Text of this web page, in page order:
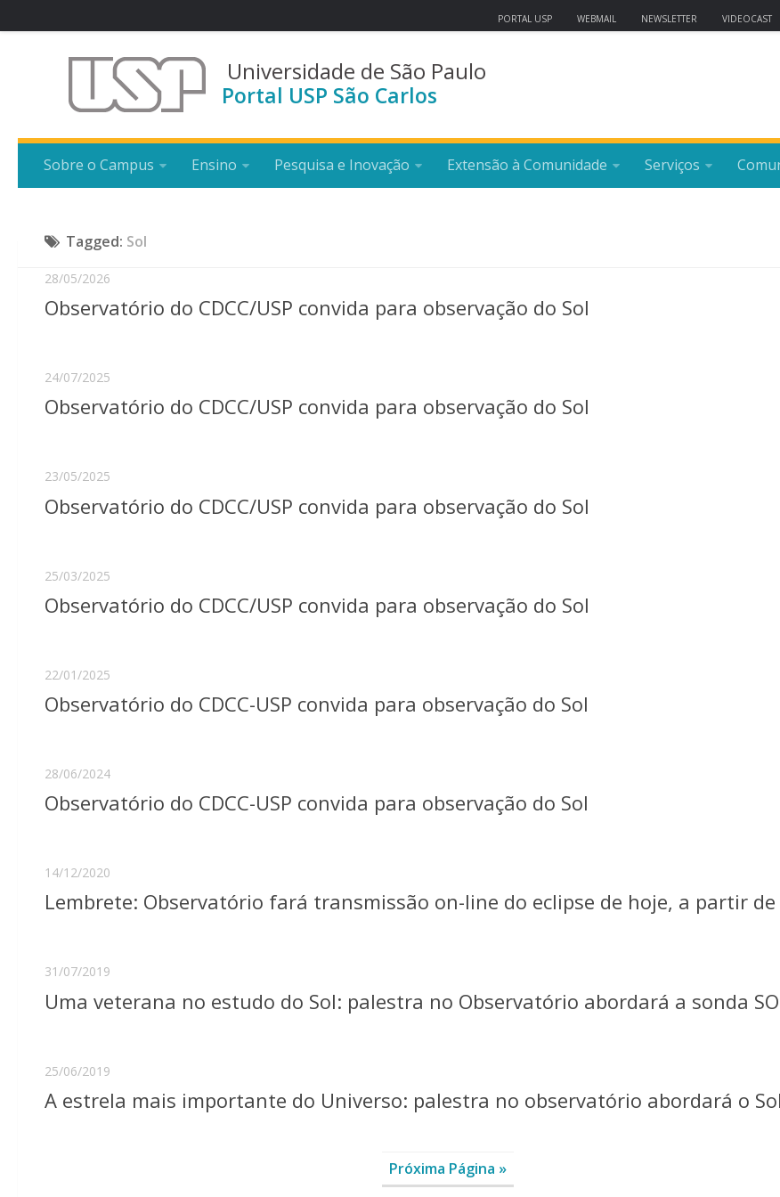
PORTAL USP WEBMAIL NEWSLETTER VIDEOCAST
Universidade de São Paulo
Portal USP São Carlos
Sobre o Campus Ensino Pesquisa e Inovação Extensão à Comunidade Serviços
Tagged: Sol
28/05/2026
Observatório do CDCC/USP convida para observação do Sol
24/07/2025
Observatório do CDCC/USP convida para observação do Sol
23/05/2025
Observatório do CDCC/USP convida para observação do Sol
25/03/2025
Observatório do CDCC/USP convida para observação do Sol
22/01/2025
Observatório do CDCC-USP convida para observação do Sol
28/06/2024
Observatório do CDCC-USP convida para observação do Sol
14/12/2020
Lembrete: Observatório fará transmissão on-line do eclipse de hoje, a partir
31/07/2019
Uma veterana no estudo do Sol: palestra no Observatório abordará a sonda
25/06/2019
A estrela mais importante do Universo: palestra no observatório abordará o Sol
Próxima Página »